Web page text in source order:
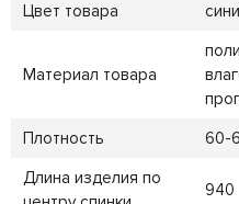
Цвет товара
Материал товара
Плотность
60-
Длина изделия по
940